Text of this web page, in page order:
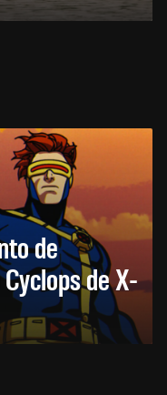
de
de X-